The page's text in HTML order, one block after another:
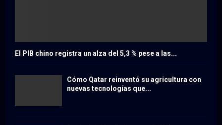
El PIB chino registra un alza del 5,3 % pese a las...
Cómo Qatar reinventó su agricultura con
nuevas tecnologías que...